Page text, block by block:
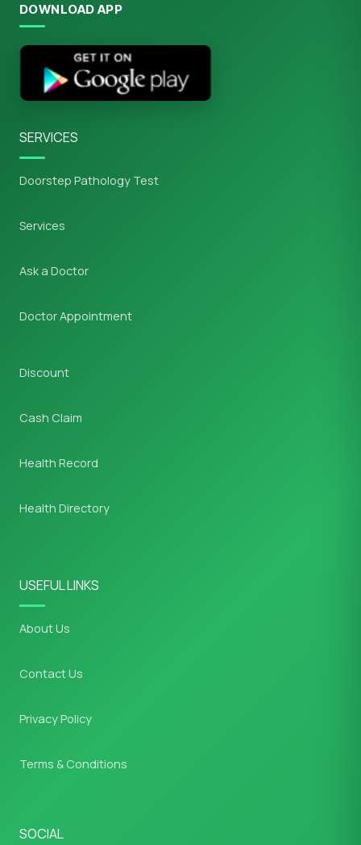
DOWNLOAD APP
SERVICES
Doorstep Pathology Test
Services
Ask a Doctor
Doctor Appointment
Discount
Cash Claim
Health Record
Health Directory
USEFUL LINKS
About Us
Contact Us
Privacy Policy
Terms & Conditions
SOCIAL